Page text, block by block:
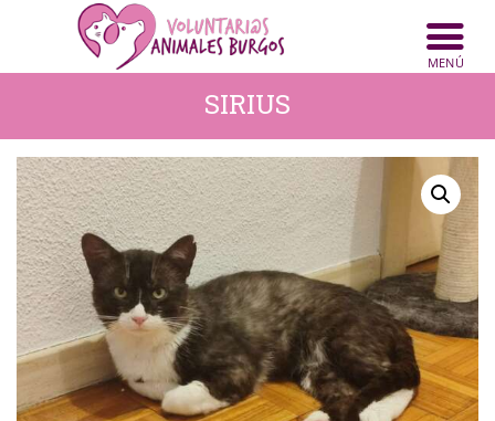
SIRIUS
INICIO
ANIMALES
ACTIVIDADES
CONTACTO
COLABORA